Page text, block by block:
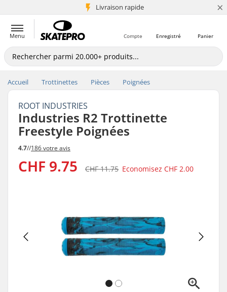
Livraison rapide
+5 mio de clients ×
Menu Panier
Enregistré
Compte
Accueil Trottinettes Pièces Poignées
ROOT INDUSTRIES
Industries R2 Trottinette
Freestyle Poignées
4.7//186 votre avis
CHF 9.75 CHF 11.75 Economisez CHF 2.00